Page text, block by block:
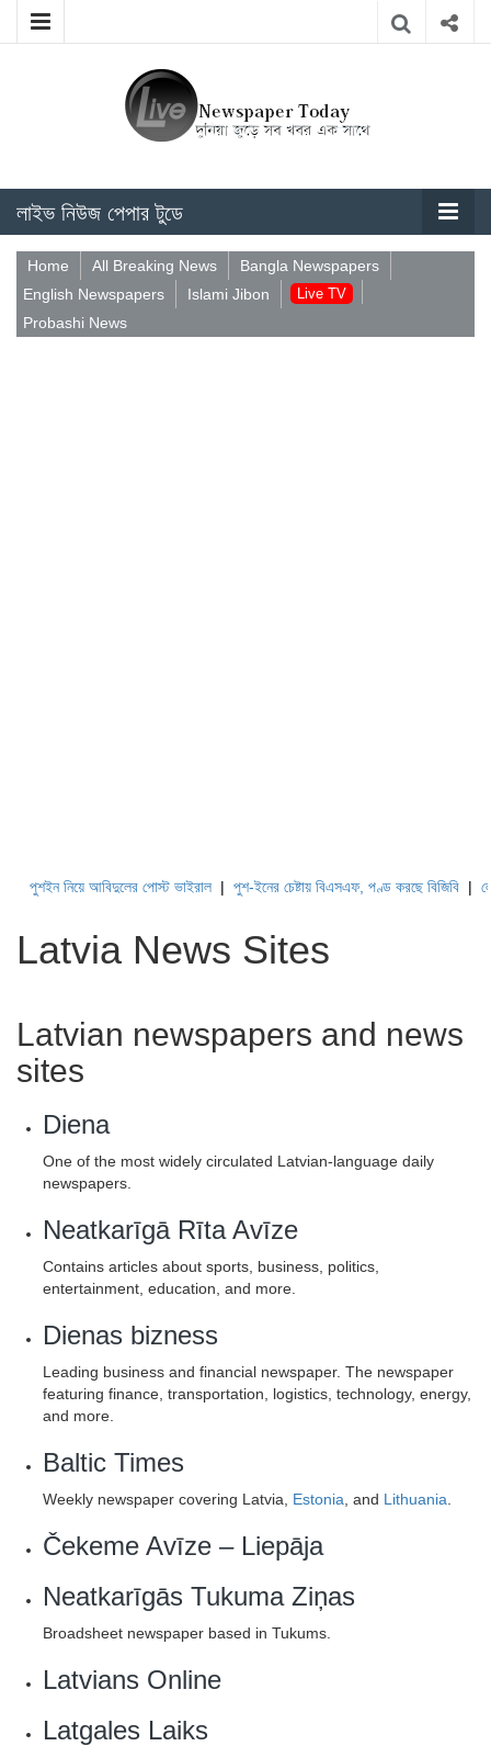
লাইভ নিউজ পেপার টুডে
Home All Breaking News
Bangla Newspapers
English Newspapers
Islami Jibon Live TV
Probashi News
নিয়ে আবিদুলের পোস্ট ভাইরাল|পুশ-ইনের চেষ্টায় বিএসএফ, পণ্ড করছে বিজিবি |
Latvia News Sites
Latvian newspapers and news
sites
Diena
One of the most widely circulated Latvian-language daily
newspapers.
Neatkarīgā Rīta Avīze
Contains articles about sports, business, politics,
entertainment, education, and more.
Dienas bizness
Leading business and financial newspaper. The newspaper
featuring finance, transportation, logistics, technology, energy,
and more.
Baltic Times
Weekly newspaper covering Latvia, Estonia , and Lithuania
Čekeme Avīze – Liepāja
Neatkarīgās Tukuma Ziņas
Broadsheet newspaper based in Tukums.
Latvians Online
Latgales Laiks